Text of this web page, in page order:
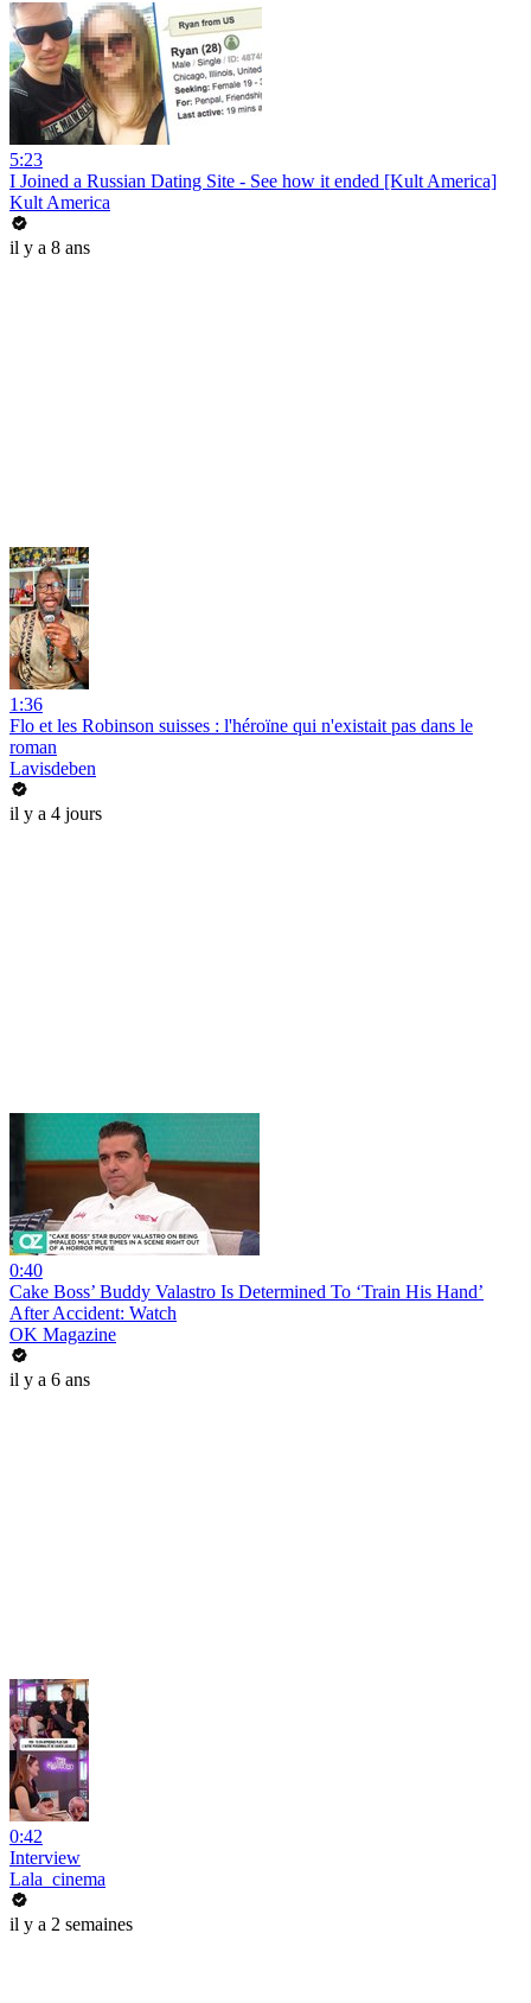
5:23
I Joined a Russian Dating Site - See how it ended [Kult America]
Kult America
il y a 8 ans
1:36
Flo et les Robinson suisses : l'héroïne qui n'existait pas dans le
roman
Lavisdeben
il y a 4 jours
0:40
Cake Boss’ Buddy Valastro Is Determined To ‘Train His Hand’
After Accident: Watch
OK Magazine
il y a 6 ans
0:42
Interview
Lala_cinema
il y a 2 semaines